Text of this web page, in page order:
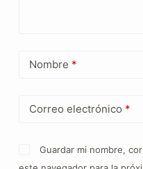
Nombre *
Correo electrónico *
Guardar mi nombre,